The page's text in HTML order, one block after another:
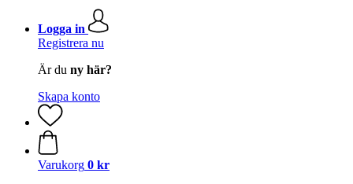
Logga in
Registrera nu
Är du ny här?
Skapa konto
Varukorg 0 kr